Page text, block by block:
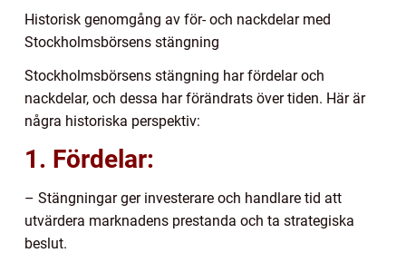
Historisk genomgång av för- och nackdelar med
Stockholmsbörsens stängning
Stockholmsbörsens stängning har fördelar och
nackdelar, och dessa har förändrats över tiden. Här är
några historiska perspektiv:
1. Fördelar:
– Stängningar ger investerare och handlare tid att
utvärdera marknadens prestanda och ta strategiska
beslut.